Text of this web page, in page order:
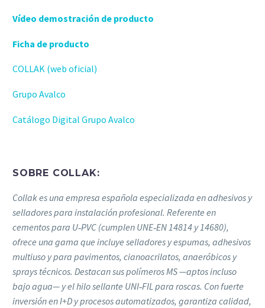
Vídeo demostración de producto
Ficha de producto
COLLAK (web oficial)
Grupo Avalco
Catálogo Digital Grupo Avalco
SOBRE COLLAK:
Collak es una empresa española especializada en adhesivos y
selladores para instalación profesional. Referente en
cementos para U‑PVC (cumplen UNE‑EN 14814 y 14680),
ofrece una gama que incluye selladores y espumas, adhesivos
multiuso y para pavimentos, cianoacrilatos, anaeróbicos y
sprays técnicos. Destacan sus polímeros MS —aptos incluso
bajo agua— y el hilo sellante UNI‑FIL para roscas. Con fuerte
inversión en I+D y procesos automatizados, garantiza calidad,